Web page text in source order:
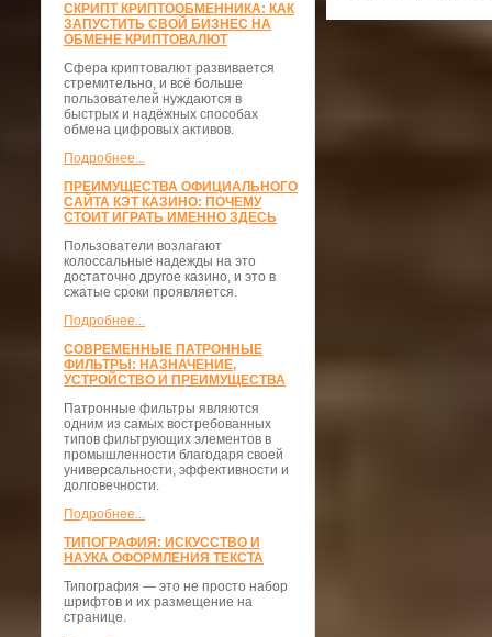
СКРИПТ КРИПТООБМЕННИКА: КАК
ЗАПУСТИТЬ СВОЙ БИЗНЕС НА
ОБМЕНЕ КРИПТОВАЛЮТ
Сфера криптовалют развивается
стремительно, и всё больше
пользователей нуждаются в
быстрых и надёжных способах
обмена цифровых активов.
Подробнее...
ПРЕИМУЩЕСТВА ОФИЦИАЛЬНОГО
САЙТА КЭТ КАЗИНО: ПОЧЕМУ
СТОИТ ИГРАТЬ ИМЕННО ЗДЕСЬ
Пользователи возлагают
колоссальные надежды на это
достаточно другое казино, и это в
сжатые сроки проявляется.
Подробнее...
СОВРЕМЕННЫЕ ПАТРОННЫЕ
ФИЛЬТРЫ: НАЗНАЧЕНИЕ,
УСТРОЙСТВО И ПРЕИМУЩЕСТВА
Патронные фильтры являются
одним из самых востребованных
типов фильтрующих элементов в
промышленности благодаря своей
универсальности, эффективности и
долговечности.
Подробнее...
ТИПОГРАФИЯ: ИСКУССТВО И
НАУКА ОФОРМЛЕНИЯ ТЕКСТА
Типография — это не просто набор
шрифтов и их размещение на
странице.